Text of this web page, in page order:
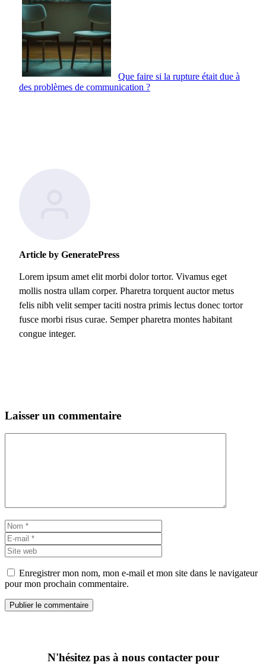
Que faire si la rupture était due à
des problèmes de communication ?
Article by GeneratePress
Lorem ipsum amet elit morbi dolor tortor. Vivamus eget
mollis nostra ullam corper. Pharetra torquent auctor metus
felis nibh velit semper taciti nostra primis lectus donec tortor
fusce morbi risus curae. Semper pharetra montes habitant
congue integer.
Laisser un commentaire
Nom
mail
web
Enregistrer mon nom, mon e-mail et mon site dans le navigateur
pour mon prochain commentaire.
N'hésitez pas à nous contacter pour